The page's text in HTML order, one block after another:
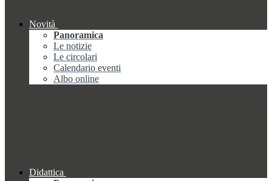
Novità
Panoramica
Le notizie
Le circolari
Calendario eventi
Albo online
Didattica